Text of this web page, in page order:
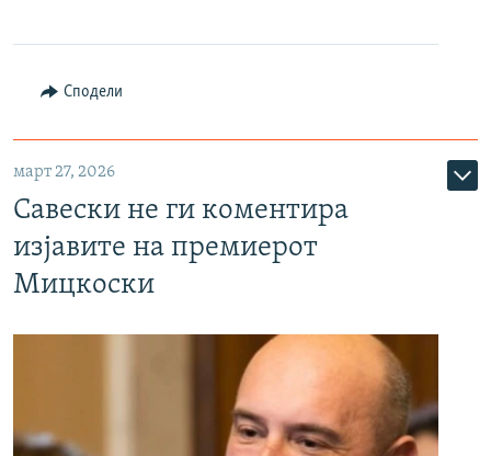
Сподели
март 27, 2026
Савески не ги коментира
изјавите на премиерот
Мицкоски